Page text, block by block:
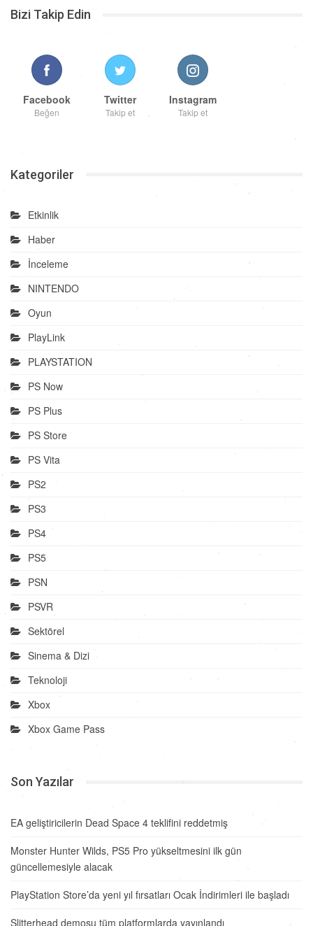
Bizi Takip Edin
Facebook
Beğen
Twitter
Takip et
Instagram
Takip et
Kategoriler
Etkinlik
Haber
İnceleme
NINTENDO
Oyun
PlayLink
PLAYSTATION
PS Now
PS Plus
PS Store
PS Vita
PS2
PS3
PS4
PS5
PSN
PSVR
Sektörel
Sinema & Dizi
Teknoloji
Xbox
Xbox Game Pass
Son Yazılar
EA geliştiricilerin Dead Space 4 teklifini reddetmiş
Monster Hunter Wilds, PS5 Pro yükseltmesini ilk gün
güncellemesiyle alacak
PlayStation Store’da yeni yıl fırsatları Ocak İndirimleri ile başladı
Slitterhead demosu tüm platformlarda yayınlandı